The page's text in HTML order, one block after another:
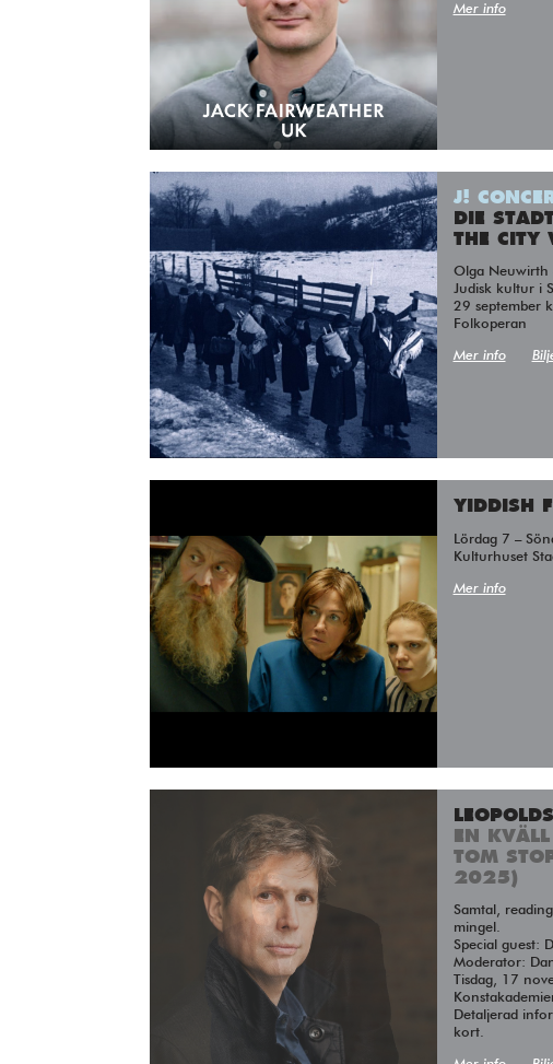
Mer info
J!
DIE
THE CITY
Olga Neuwirth – Christian Karlsen –
Judisk kultur i
29 september
Folkoperan
Mer info
YIDDISH
Lördag 7 –
Kulturhuset
Mer info
EN
TOM
2025)
Samtal, reading, med efterföljande
mingel.
Special guest:
Moderator:
Tisdag, 17
Detaljerad
kort.